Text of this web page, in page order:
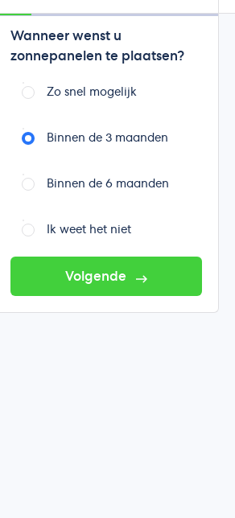
Wanneer wenst u
zonnepanelen te plaatsen?
Zo snel mogelijk
Binnen de 3 maanden
Binnen de 6 maanden
Ik weet het niet
Volgende